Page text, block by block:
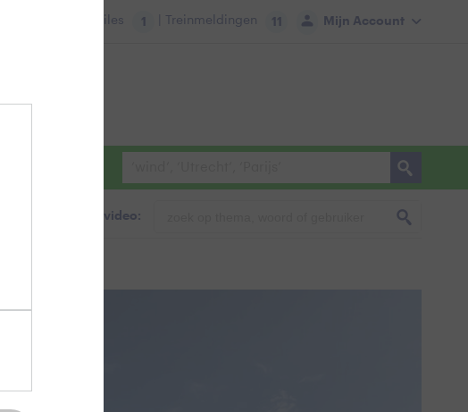
Mijn Account
Files 1 | Treinmeldingen 11
Zoeken in foto & video: